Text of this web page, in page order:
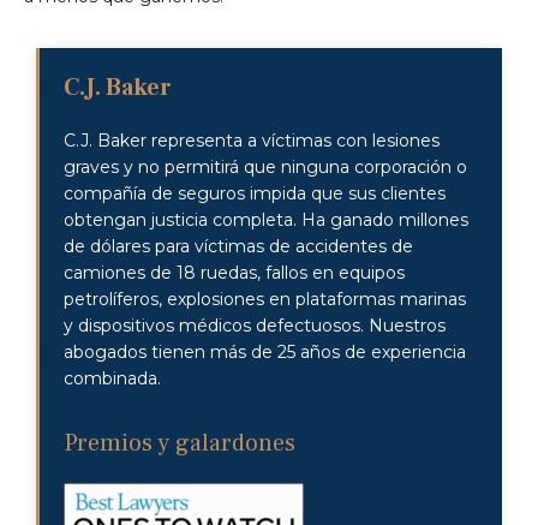
C.J. Baker
C.J. Baker representa a víctimas con lesiones
graves y no permitirá que ninguna corporación o
compañía de seguros impida que sus clientes
obtengan justicia completa. Ha ganado millones
de dólares para víctimas de accidentes de
camiones de 18 ruedas, fallos en equipos
petrolíferos, explosiones en plataformas marinas
y dispositivos médicos defectuosos. Nuestros
abogados tienen más de 25 años de experiencia
combinada.
Premios y galardones